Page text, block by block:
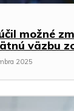
možné
väzbu
2025